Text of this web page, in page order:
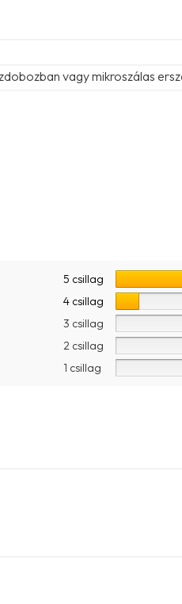
vagy mikroszálas
5 csillag
4 csillag
3 csillag
2 csillag
1 csillag